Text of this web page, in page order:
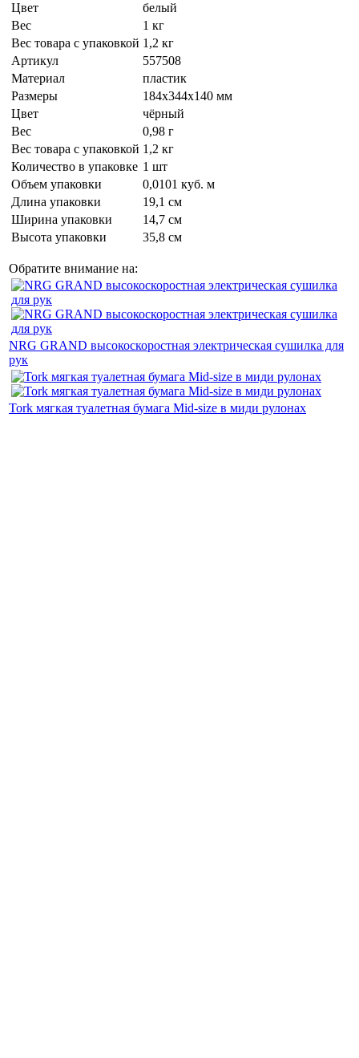
Цвет
белый
Вес
1 кг
Вес товара с упаковкой 1,2 кг
Артикул
557508
Материал
пластик
Размеры
184х344х140 мм
Цвет
чёрный
Вес
0,98 г
Вес товара с упаковкой 1,2 кг
Количество в упаковке 1 шт
Объем упаковки
0,0101 куб. м
Длина упаковки
19,1 см
Ширина упаковки
14,7 см
Высота упаковки
35,8 см
Обратите внимание на:
NRG GRAND высокоскоростная электрическая сушилка для
рук
Tork мягкая туалетная бумага Mid-size в миди рулонах